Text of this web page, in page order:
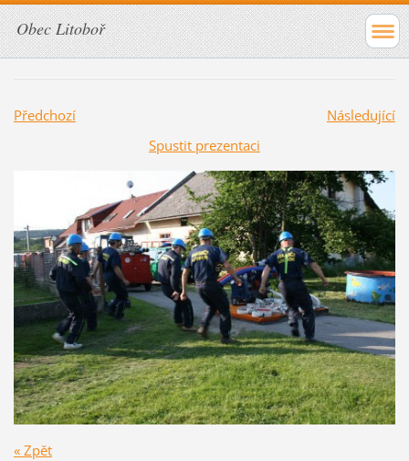
Obec Litoboř
Předchozí
Následující
Spustit prezentaci
« Zpět